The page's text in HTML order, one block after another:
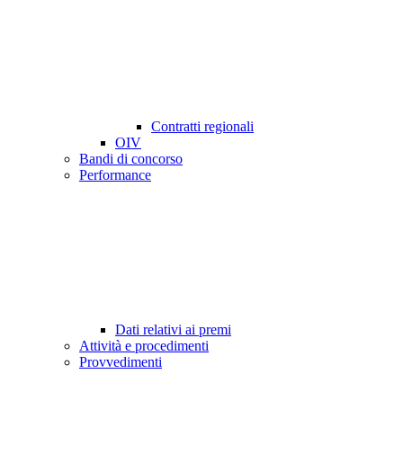
Contratti regionali
OIV
Bandi di concorso
Performance
Dati relativi ai premi
Attività e procedimenti
Provvedimenti